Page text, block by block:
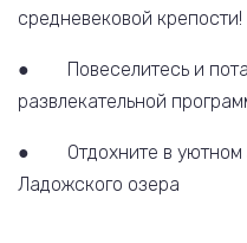
средневековой крепости!
● Повеселитесь и
развлекательной
● Отдохните в уютном
Ладожского озера